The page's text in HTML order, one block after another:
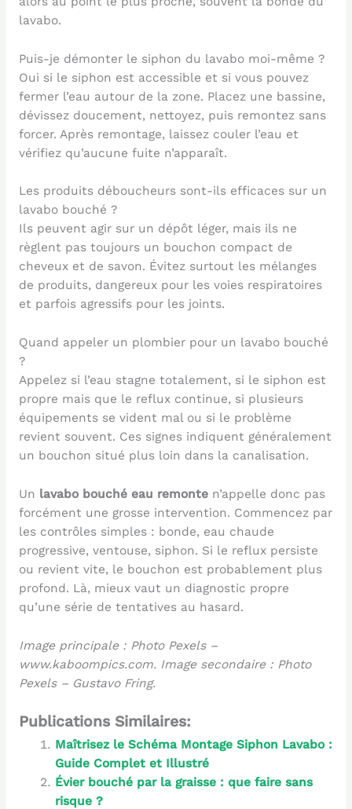
lavabo.
Puis-je démonter le siphon du lavabo moi-même ?
Oui si le siphon est accessible et si vous pouvez
fermer l’eau autour de la zone. Placez une bassine,
dévissez doucement, nettoyez, puis remontez sans
forcer. Après remontage, laissez couler l’eau et
vérifiez qu’aucune fuite n’apparaît.
Les produits déboucheurs sont-ils efficaces sur un
lavabo bouché ?
Ils peuvent agir sur un dépôt léger, mais ils ne
règlent pas toujours un bouchon compact de
cheveux et de savon. Évitez surtout les mélanges
de produits, dangereux pour les voies respiratoires
et parfois agressifs pour les joints.
Quand appeler un plombier pour un lavabo bouché
?
Appelez si l’eau stagne totalement, si le siphon est
propre mais que le reflux continue, si plusieurs
équipements se vident mal ou si le problème
revient souvent. Ces signes indiquent généralement
un bouchon situé plus loin dans la canalisation.
Un lavabo bouché eau remonten’appelle donc pas
forcément une grosse intervention. Commencez par
les contrôles simples : bonde, eau chaude
progressive, ventouse, siphon. Si le reflux persiste
ou revient vite, le bouchon est probablement plus
profond. Là, mieux vaut un diagnostic propre
qu’une série de tentatives au hasard.
Image principale : Photo Pexels –
www.kaboompics.com. Image secondaire : Photo
Pexels – Gustavo Fring.
Publications Similaires:
Maîtrisez le Schéma Montage Siphon Lavabo :
Guide Complet et Illustré
Évier bouché par la graisse : que faire sans
risque ?